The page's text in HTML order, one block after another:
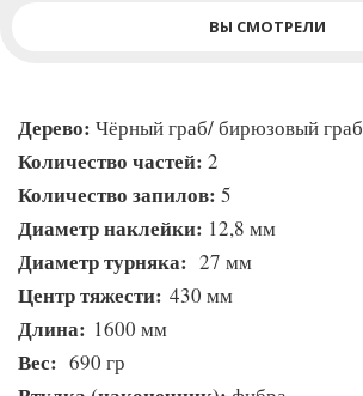
ВЫ СМОТРЕЛИ
Дерево: Чёрный граб/ бирюзовый граб
Количество частей: 2
Количество запилов: 5
Диаметр наклейки: 12,8 мм
Диаметр турняка: 27 мм
Центр тяжести: 430 мм
Длина: 1600 мм
Вес: 690 гр